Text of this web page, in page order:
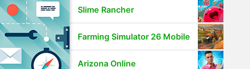
Slime Rancher
Farming Simulator 26 Mobile
Arizona Online